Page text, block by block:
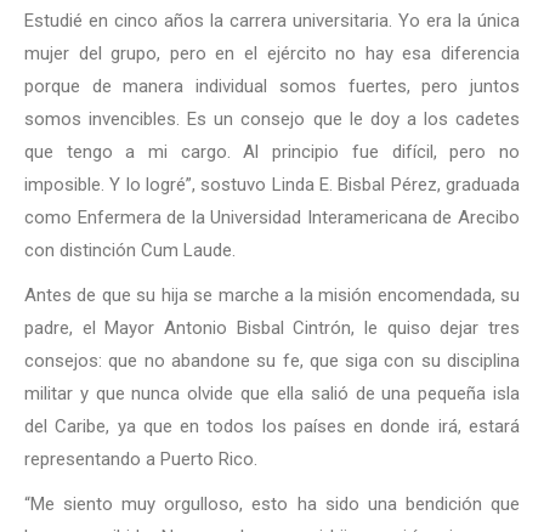
Estudié en cinco años la carrera universitaria. Yo era la única
mujer del grupo, pero en el ejército no hay esa diferencia
porque de manera individual somos fuertes, pero juntos
somos invencibles. Es un consejo que le doy a los cadetes
que tengo a mi cargo. Al principio fue difícil, pero no
imposible. Y lo logré”, sostuvo Linda E. Bisbal Pérez, graduada
como Enfermera de la Universidad Interamericana de Arecibo
con distinción Cum Laude.
Antes de que su hija se marche a la misión encomendada, su
padre, el Mayor Antonio Bisbal Cintrón, le quiso dejar tres
consejos: que no abandone su fe, que siga con su disciplina
militar y que nunca olvide que ella salió de una pequeña isla
del Caribe, ya que en todos los países en donde irá, estará
representando a Puerto Rico.
“Me siento muy orgulloso, esto ha sido una bendición que